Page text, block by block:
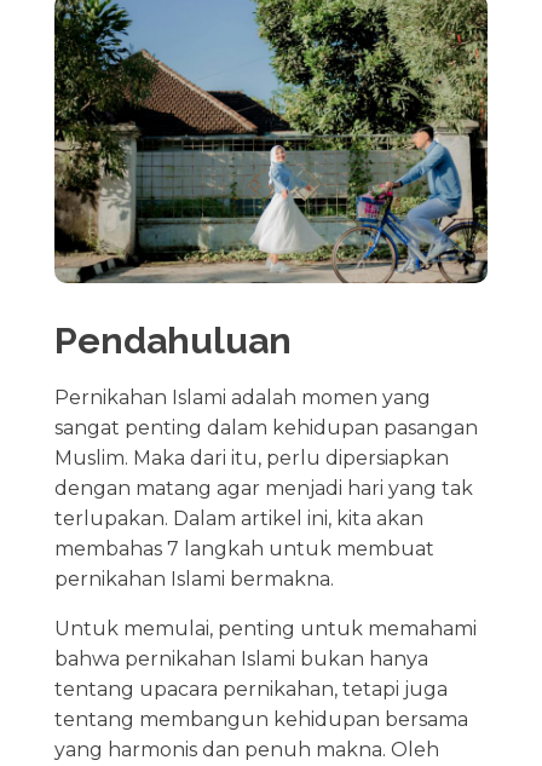
Pendahuluan
Pernikahan Islami adalah momen yang
sangat penting dalam kehidupan pasangan
Muslim. Maka dari itu, perlu dipersiapkan
dengan matang agar menjadi hari yang tak
terlupakan. Dalam artikel ini, kita akan
membahas 7 langkah untuk membuat
pernikahan Islami bermakna.
Untuk memulai, penting untuk memahami
bahwa pernikahan Islami bukan hanya
tentang upacara pernikahan, tetapi juga
tentang membangun kehidupan bersama
yang harmonis dan penuh makna. Oleh